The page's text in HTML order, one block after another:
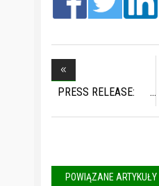
PRESS RELEASE:
POWIĄZANE ARTYKUŁY